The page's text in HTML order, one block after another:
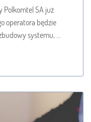
Polkomtel SA już
operatora będzie
systemu, ...